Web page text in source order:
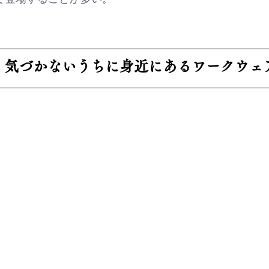
気づかないうちに身近にあるワークウェ